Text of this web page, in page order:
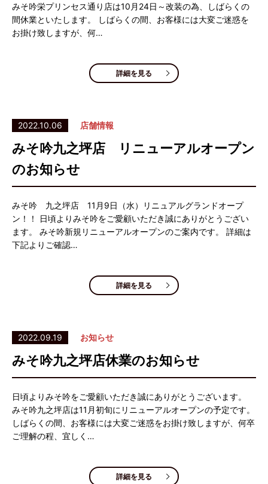
みそ吟栄プリンセス通り店は10月24日～改装の為、しばらくの
間休業といたします。 しばらくの間、お客様には大変ご迷惑を
お掛け致しますが、何…
詳細を見る
2022.10.06 店舗情報
みそ吟九之坪店 リニューアルオープン
のお知らせ
みそ吟 九之坪店 11月9日（水）リニュアルグランドオープ
ン！！ 日頃よりみそ吟をご愛顧いただき誠にありがとうござい
ます。 みそ吟新規リニューアルオープンのご案内です。 詳細は
下記よりご確認…
詳細を見る
2022.09.19 お知らせ
みそ吟九之坪店休業のお知らせ
日頃よりみそ吟をご愛顧いただき誠にありがとうございます。
みそ吟九之坪店は11月初旬にリニューアルオープンの予定です。
しばらくの間、お客様には大変ご迷惑をお掛け致しますが、何卒
ご理解の程、宜しく…
詳細を見る